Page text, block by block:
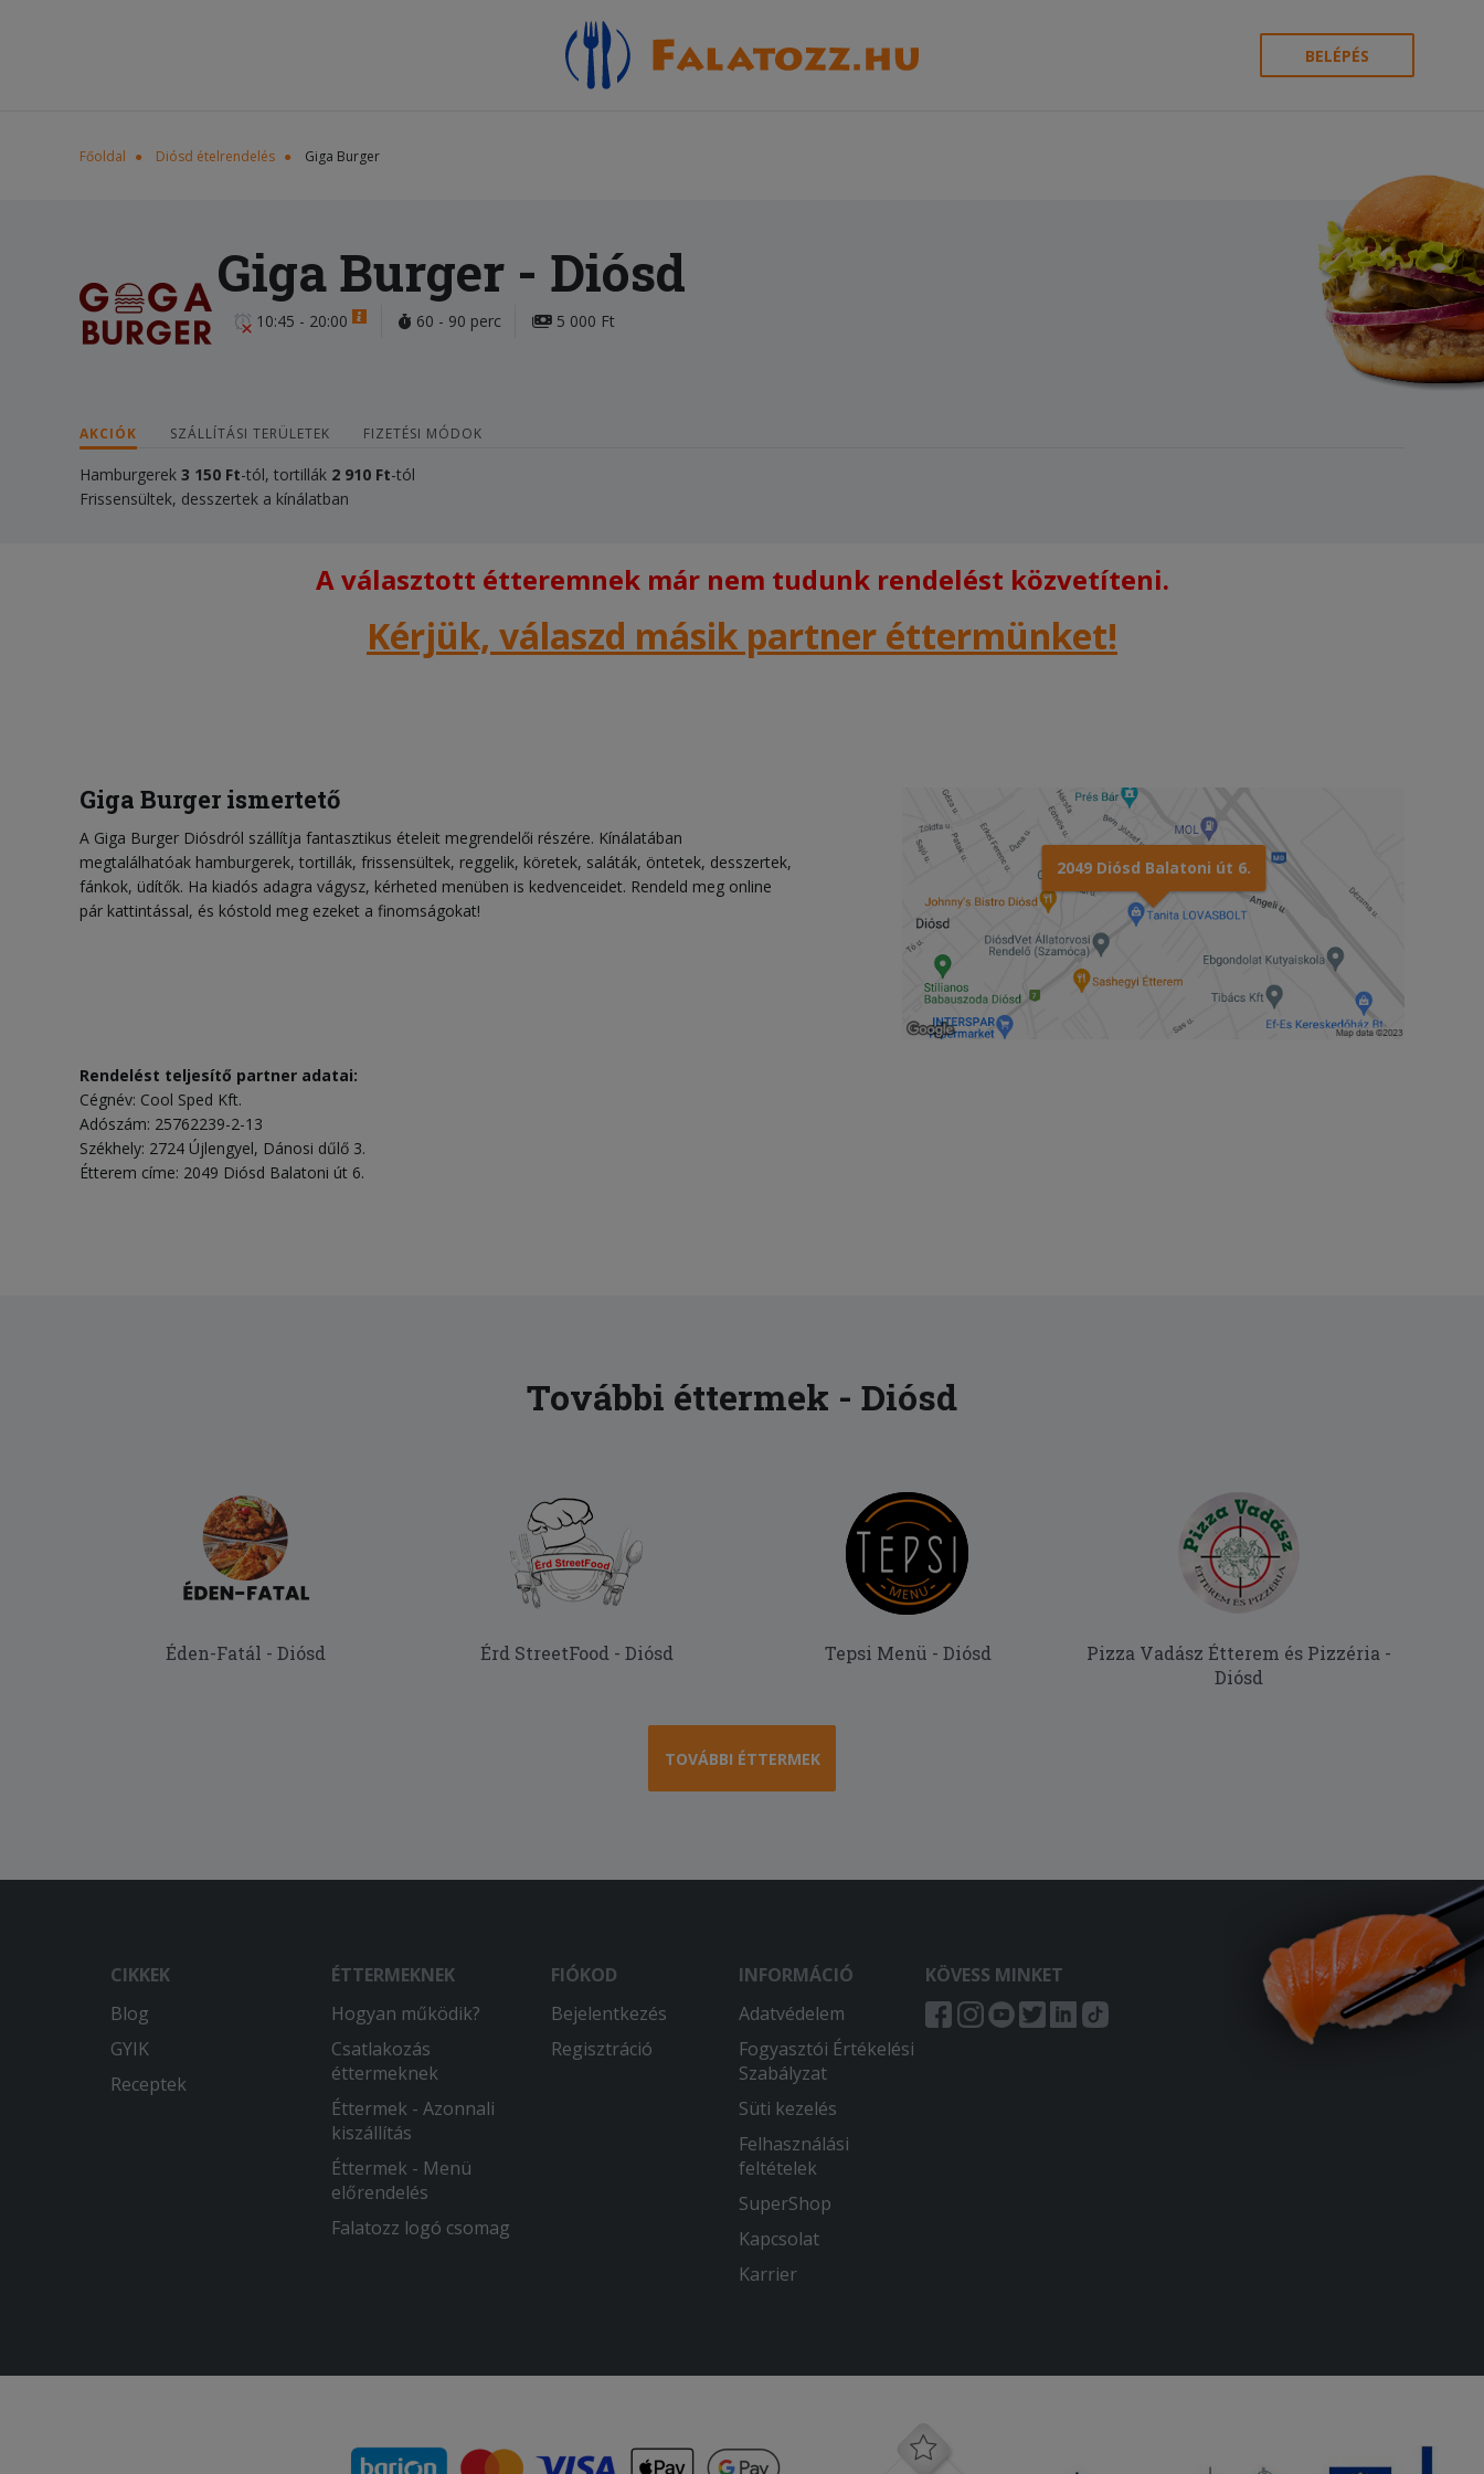
BELÉPÉS
Főoldal Diósd ételrendelés Giga Burger
Giga Burger - Diósd
10:45 - 20:00 60 - 90 perc 5 000 Ft
AKCIÓK SZÁLLÍTÁSI TERÜLETEK FIZETÉSI MÓDOK
Hamburgerek 3 150 Ft-tól, tortillák 2 910 Ft-tól
Frissensültek, desszertek a kínálatban
A választott étteremnek már nem tudunk rendelést közvetíteni.
Kérjük, válaszd másik partner éttermünket!
Giga Burger ismertető
A Giga Burger Diósdról szállítja fantasztikus ételeit megrendelői részére. Kínálatában
megtalálhatóak hamburgerek, tortillák, frissensültek, reggelik, köretek, saláták, öntetek, desszertek,
fánkok, üdítők. Ha kiadós adagra vágysz, kérheted menüben is kedvenceidet. Rendeld meg online
pár kattintással, és kóstold meg ezeket a finomságokat!
2049 Diósd Balatoni út 6.
Rendelést teljesítő partner adatai:
Cégnév: Cool Sped Kft.
Adószám: 25762239-2-13
Székhely: 2724 Újlengyel, Dánosi dűlő 3.
Étterem címe: 2049 Diósd Balatoni út 6.
További éttermek - Diósd
Éden-Fatál - Diósd Érd StreetFood - Diósd Tepsi Menü - Diósd
Pizza Vadász Étterem és Pizzéria -
Diósd
TOVÁBBI ÉTTERMEK
CIKKEK
Blog
GYIK
Receptek
ÉTTERMEKNEK
Hogyan működik?
Csatlakozás
éttermeknek
Éttermek - Azonnali
kiszállítás
Éttermek - Menü
előrendelés
Falatozz logó csomag
FIÓKOD
Bejelentkezés
Regisztráció
INFORMÁCIÓ
Adatvédelem
Fogyasztói Értékelési
Szabályzat
Süti kezelés
Felhasználási
feltételek
SuperShop
Kapcsolat
Karrier
KÖVESS MINKET